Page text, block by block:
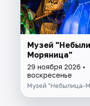
Музей
Моряница"
29 ноября 2026 •
воскресенье
Музей "Небылица-